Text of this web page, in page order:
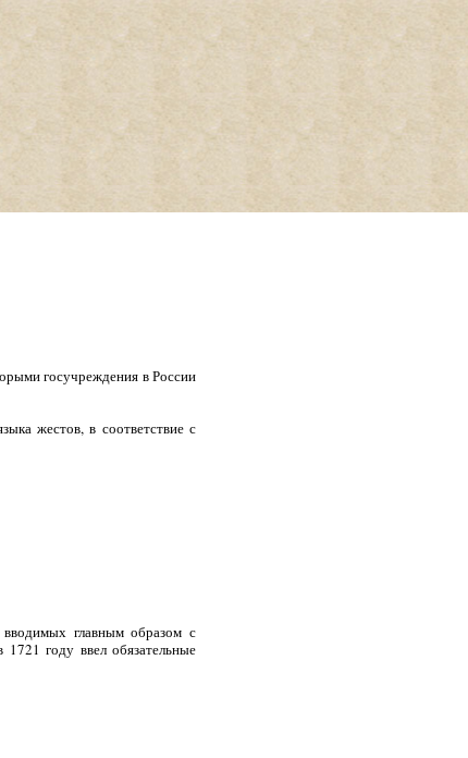
госучреждения в России
жестов, в соответствие с
главным образом с
году ввел обязательные